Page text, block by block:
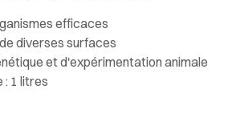
efficaces
diverses surfaces
et d'expérimentation animale
: 1 litres